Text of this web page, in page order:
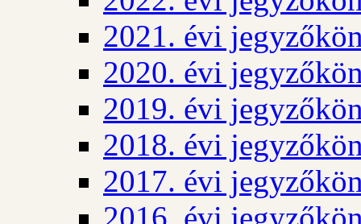
2021. évi
2020. évi
2019. évi
2018. évi
2017. évi